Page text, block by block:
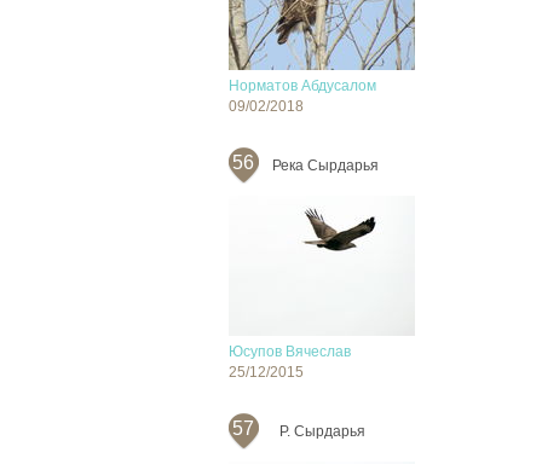
Норматов Абдусалом
09/02/2018
56 Река Сырдарья
Юсупов Вячеслав
25/12/2015
57 Р. Сырдарья